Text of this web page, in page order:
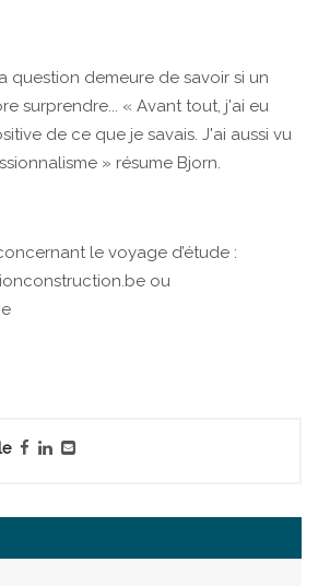
question demeure de savoir si un
surprendre... « Avant tout, j'ai eu
de ce que je savais. J'ai aussi vu
» résume Bjorn.
le voyage d’étude :
ou